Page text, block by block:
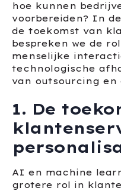
hoe kunnen
voorbereiden? In
de toekomst van
bespreken we de
menselijke
technologische
van outsourcing
1. De
AI en machine
grotere rol in